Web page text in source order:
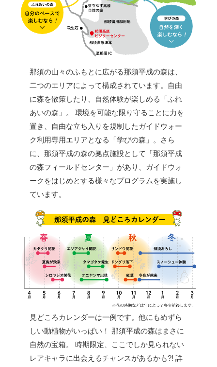
那須の山々のふもとに広がる那須平成の森は、
二つのエリアによって構成されています。自由
に森を散策したり、自然体験が楽しめる「ふれ
あいの森」。 環境を可能な限り守ることに力を
置き、自由な立ち入りを規制したガイドウォー
ク利用専用エリアとなる「学びの森」。さら
に、那須平成の森の拠点施設として「那須平成
の森フィールドセンター」があり、ガイドウォ
ークをはじめとする様々なプログラムを実施し
ています。
見どころカレンダーは一例です。他にもめずら
しい動植物がいっぱい！ 那須平成の森はまさに
自然の宝箱。
時期限定、ここでしか見られない
レアキャラに出会えるチャンスがあるかも?! 詳